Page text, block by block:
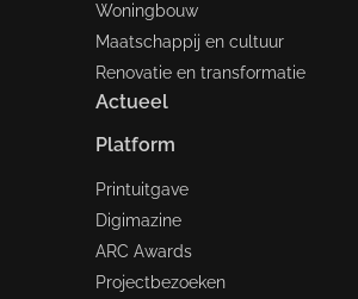
Woningbouw
Maatschappij en cultuur
Renovatie en transformatie
Actueel
Platform
Printuitgave
Digimazine
ARC Awards
Projectbezoeken